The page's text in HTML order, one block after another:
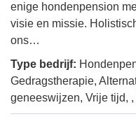
enige hondenpension
visie en missie.
ons…
Type bedrijf:
Gedragstherapie,
geneeswijzen, Vrije tijd, ,